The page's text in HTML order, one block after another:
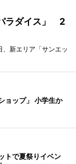
ラダイス」 2
新エリア「サンエッ
ョップ」 小学生か
トで夏祭りイベン